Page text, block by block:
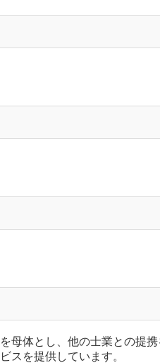
母体とし、他の士業との提
スを提供しています。